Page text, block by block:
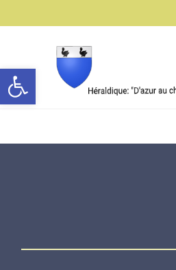
Ouvrir la barre